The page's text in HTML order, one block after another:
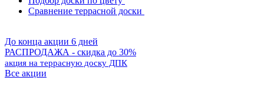
Сравнение террасной доски
До конца акции 6 дней
РАСПРОДАЖА - скидка до 30%
акция на террасную доску ДПК
Все акции